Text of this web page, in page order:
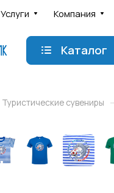
Услуги Компания
Каталог
Туристические сувениры –